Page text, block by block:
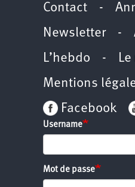
Contact -
Newsletter-
L’hebdo -
Mentions
Facebook
Username
Mot de passe